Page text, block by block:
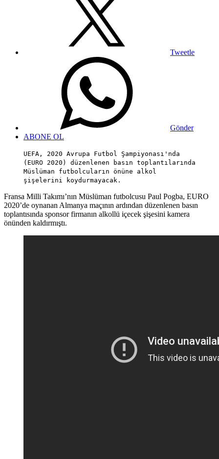
Tweetle
Gönder
ABONE OL
UEFA, 2020 Avrupa Futbol Şampiyonası'nda
(EURO 2020) düzenlenen basın toplantılarında
Müslüman futbolcuların önüne alkol
şişelerini koydurmayacak.
Fransa Milli Takımı’nın Müslüman futbolcusu Paul Pogba, EURO
2020’de oynanan Almanya maçının ardından düzenlenen basın
toplantısında sponsor firmanın alkollü içecek şişesini kamera
önünden kaldırmıştı.